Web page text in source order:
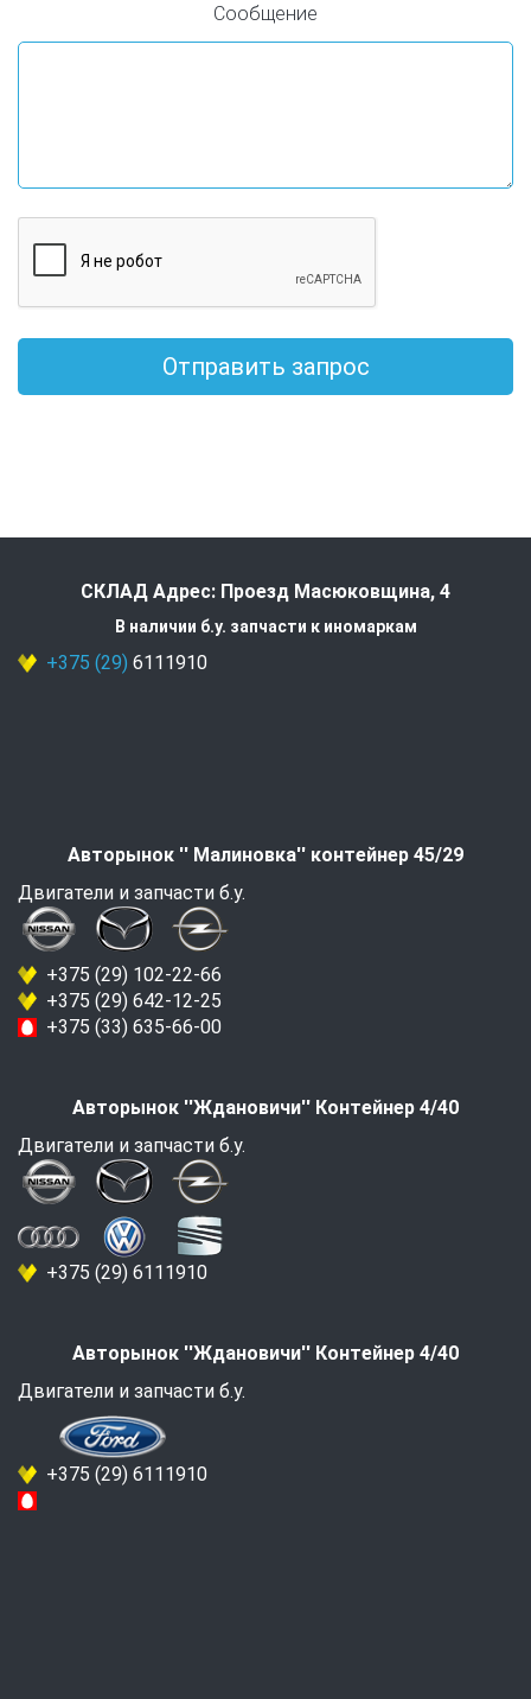
Сообщение
Отправить запрос
СКЛАД Адрес: Проезд Масюковщина, 4
В наличии б.у. запчасти к иномаркам
+375 (29) 6111910
Авторынок '' Малиновка'' контейнер 45/29
Двигатели и запчасти б.у.
+375 (29) 102-22-66
+375 (29) 642-12-25
+375 (33) 635-66-00
Авторынок ''Ждановичи'' Контейнер 4/40
Двигатели и запчасти б.у.
+375 (29) 6111910
Авторынок ''Ждановичи'' Контейнер 4/40
Двигатели и запчасти б.у.
+375 (29) 6111910